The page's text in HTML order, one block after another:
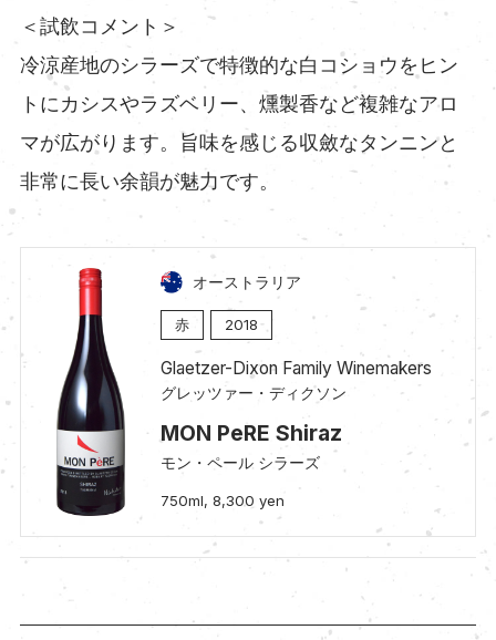
＜試飲コメント＞
冷涼産地のシラーズで特徴的な白コショウをヒン
トにカシスやラズベリー、燻製香など複雑なアロ
マが広がります。旨味を感じる収斂なタンニンと
非常に長い余韻が魅力です。
オーストラリア
赤 2018
Glaetzer-Dixon Family Winemakers
グレッツァー・ディクソン
MON PeRE Shiraz
モン・ペール シラーズ
750ml, 8,300 yen